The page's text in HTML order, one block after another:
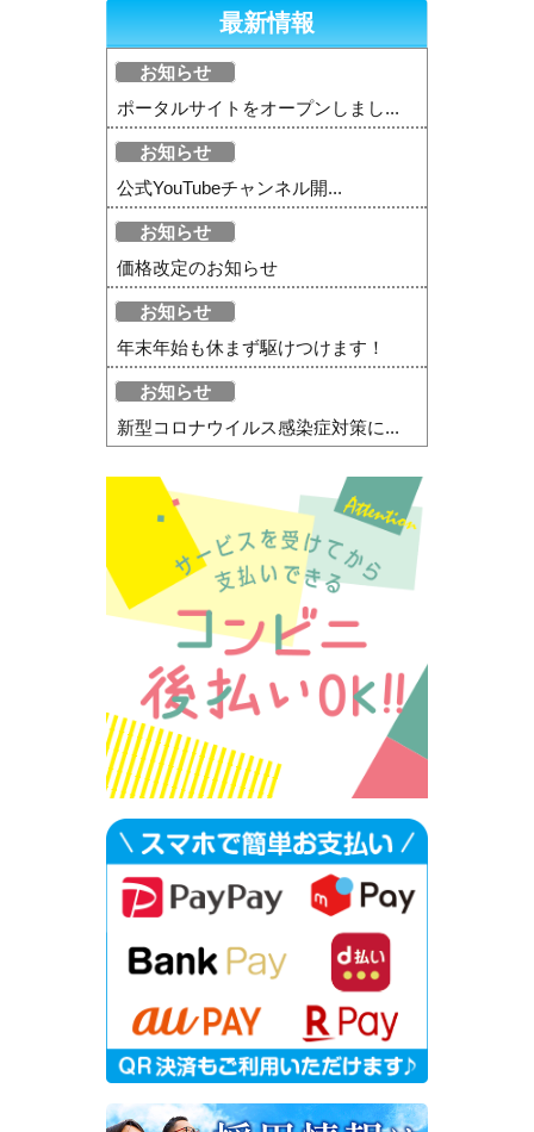
最新情報
お知らせ
ポータルサイトをオープンしまし...
お知らせ
公式YouTubeチャンネル開...
お知らせ
価格改定のお知らせ
お知らせ
年末年始も休まず駆けつけます！
お知らせ
新型コロナウイルス感染症対策に...